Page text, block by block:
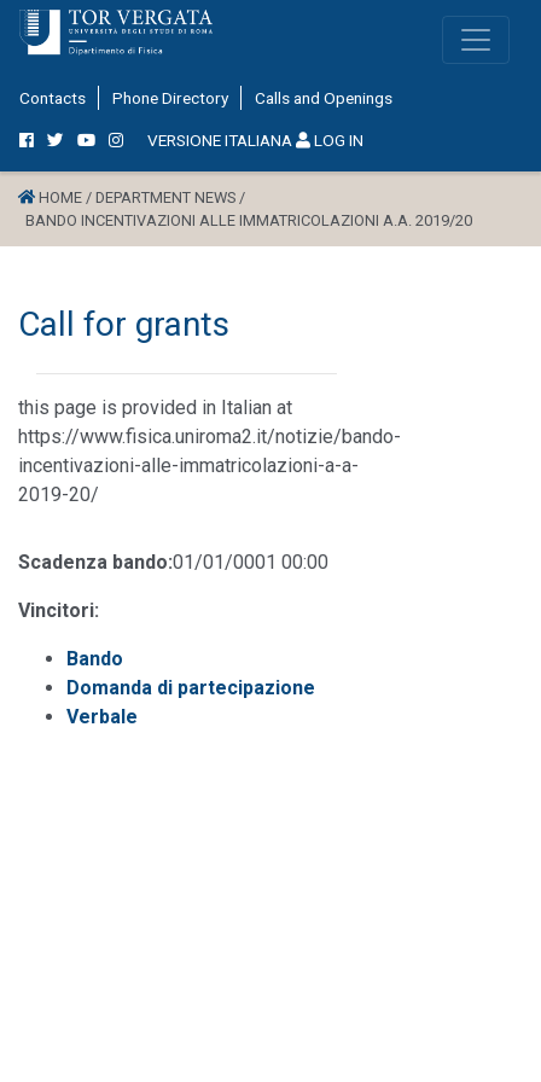
Contacts Phone Directory Calls and Openings
VERSIONE ITALIANA LOG IN
HOME / DEPARTMENT NEWS /
BANDO INCENTIVAZIONI ALLE IMMATRICOLAZIONI A.A. 2019/20
Call for grants
this page is provided in Italian at
https://www.fisica.uniroma2.it/notizie/bando-
incentivazioni-alle-immatricolazioni-a-a-
2019-20/
Scadenza bando:01/01/0001 00:00
Vincitori:
Bando
Domanda di partecipazione
Verbale